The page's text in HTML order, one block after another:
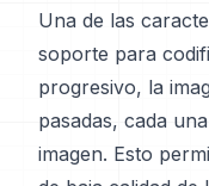
Una de las
soporte para
progresivo, la
pasadas, cada
imagen. Esto